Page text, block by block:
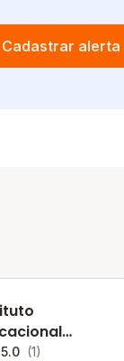
Cadastrar alerta
5.0 (1)